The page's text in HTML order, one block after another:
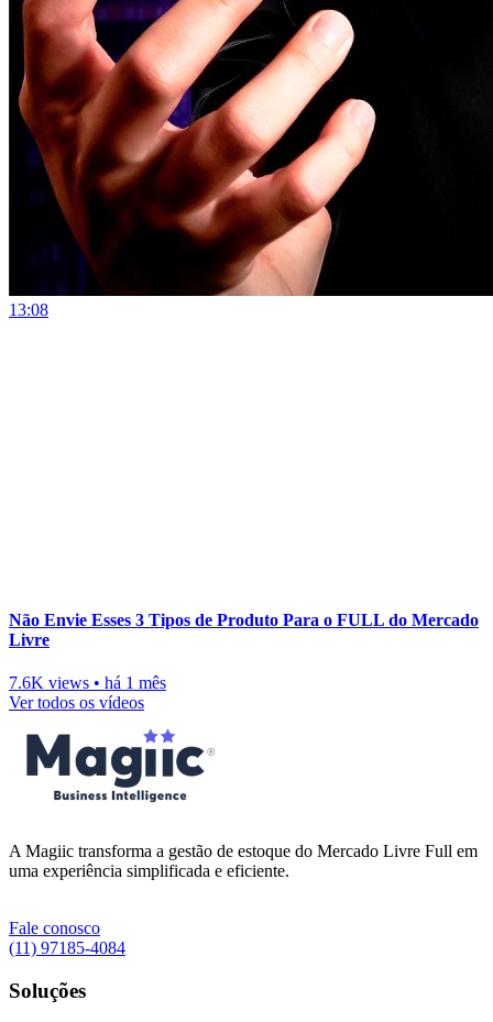
13:08
Não Envie Esses 3 Tipos de Produto Para o FULL do Mercado
Livre
7.6K views • há 1 mês
Ver todos os vídeos
A Magiic transforma a gestão de estoque do Mercado Livre Full em
uma experiência simplificada e eficiente.
Fale conosco
(11) 97185-4084
Soluções